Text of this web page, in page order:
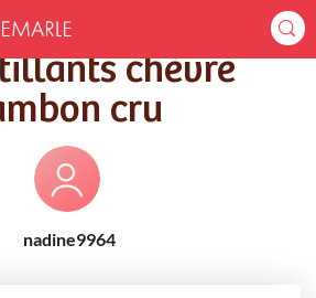
Croustillants chèvre jambon cru
chèvre
cru
nadine9964